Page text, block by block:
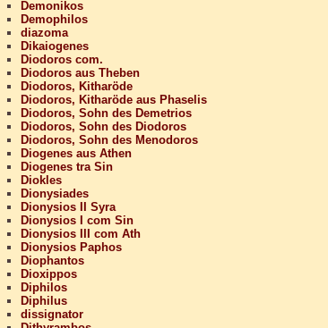
Demonikos
Demophilos
diazoma
Dikaiogenes
Diodoros com.
Diodoros aus Theben
Diodoros, Kitharöde
Diodoros, Kitharöde aus Phaselis
Diodoros, Sohn des Demetrios
Diodoros, Sohn des Diodoros
Diodoros, Sohn des Menodoros
Diogenes aus Athen
Diogenes tra Sin
Diokles
Dionysiades
Dionysios II Syra
Dionysios I com Sin
Dionysios III com Ath
Dionysios Paphos
Diophantos
Dioxippos
Diphilos
Diphilus
dissignator